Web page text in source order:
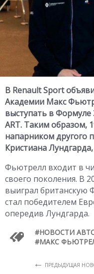
В Renault Sport
Академии Макс
выступать в Формуле
ART. Таким образом,
напарником другого
Кристиана
Фьютрелл входит в
своего поколения. В
выиграл британскую
стал победителем
опередив Лундгарда.
НОВОСТИ
МАКС
← ПРЕДЫДУЩАЯ